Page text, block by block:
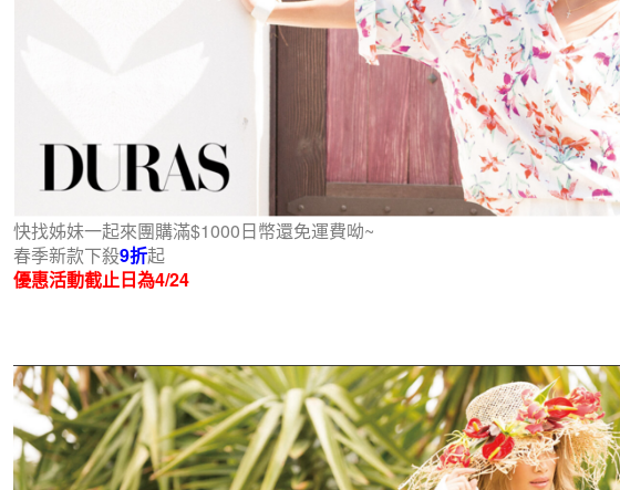
快找姊妹一起來團購滿$1000日幣還免運費呦~
春季新款下殺9折起
優惠活動截止日為4/24